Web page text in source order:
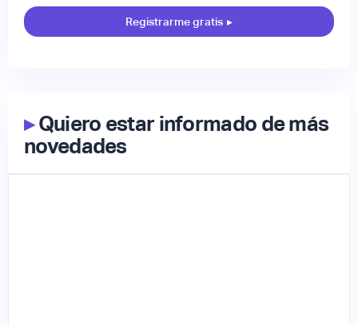
Registrarme gratis ▸
▸Quiero estar informado de más
novedades